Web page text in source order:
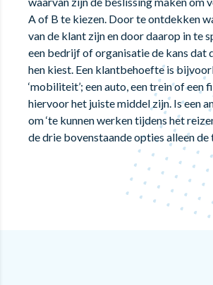
A of B te kiezen. Door te ontdekken
van de klant zijn en door daarop in te
een bedrijf of organisatie de kans dat
hen kiest. Een klantbehoefte is
‘mobiliteit’; een auto, een trein of een
hiervoor het juiste middel zijn. Is een
om ‘te kunnen werken tijdens het
de drie bovenstaande opties alleen de